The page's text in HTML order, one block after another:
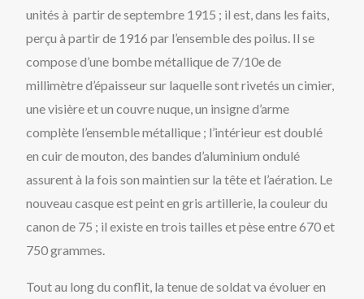
unités à partir de septembre 1915 ; il est, dans les faits,
perçu à partir de 1916 par l’ensemble des poilus. Il se
compose d’une bombe métallique de 7/10e de
millimètre d’épaisseur sur laquelle sont rivetés un cimier,
une visière et un couvre nuque, un insigne d’arme
complète l’ensemble métallique ; l’intérieur est doublé
en cuir de mouton, des bandes d’aluminium ondulé
assurent à la fois son maintien sur la tête et l’aération. Le
nouveau casque est peint en gris artillerie, la couleur du
canon de 75 ; il existe en trois tailles et pèse entre 670 et
750 grammes.
Tout au long du conflit, la tenue de soldat va évoluer en